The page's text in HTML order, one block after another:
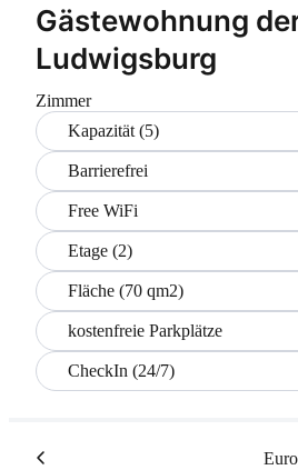
Gästewohnung
Ludwigsburg
Zimmer
Kapazität (5)
Barrierefrei
Free WiFi
Etage (2)
Fläche (70 qm2)
kostenfreie Parkplätze
CheckIn (24/7)